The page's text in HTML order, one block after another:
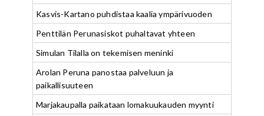
Kasvis-Kartano puhdistaa kaalia ympärivuoden
Penttilän Perunasiskot puhaltavat yhteen
Simulan Tilalla on tekemisen meninki
Arolan Peruna panostaa palveluun ja
paikallisuuteen
Marjakaupalla paikataan lomakuukauden myynti